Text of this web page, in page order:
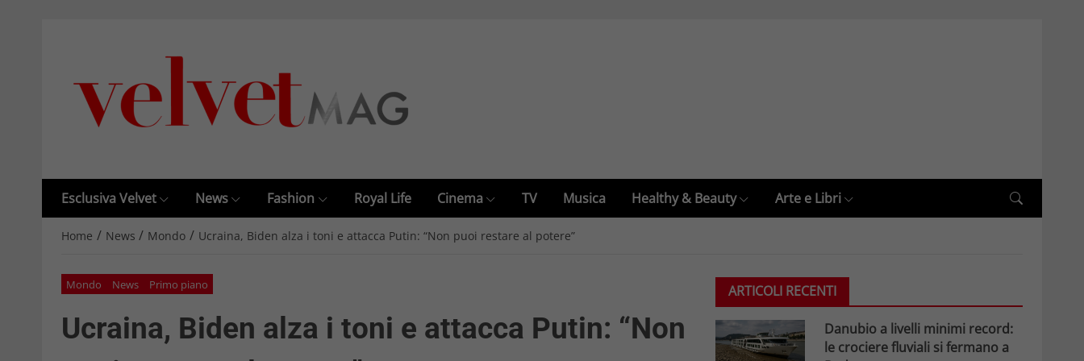
Esclusiva Velvet News Fashion Royal Life Cinema TV Musica Healthy & Beauty Arte e Libri
Home / News / Mondo / Ucraina, Biden alza i toni e attacca Putin: “Non puoi restare al potere”
Mondo News Primo piano
Ucraina, Biden alza i toni e attacca Putin: “Non
ARTICOLI RECENTI
Danubio a livelli minimi record:
le crociere fluviali si fermano a